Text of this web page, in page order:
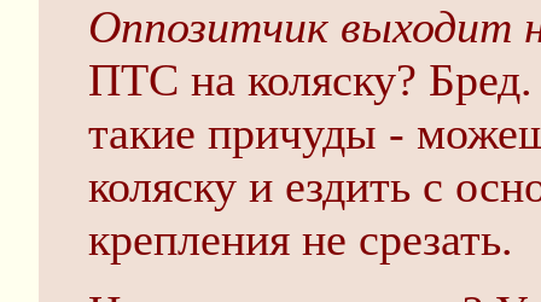
Оппозитчик выходит
ПТС на коляску?
такие причуды -
коляску и ездить с
крепления не срезать.